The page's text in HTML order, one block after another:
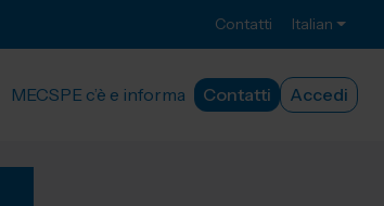
Contatti Italian
MECSPE c’è e informa Contatti Accedi